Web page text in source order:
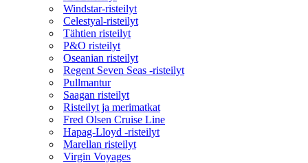
Windstar-risteilyt
Celestyal-risteilyt
Tähtien risteilyt
P&O risteilyt
Oseanian risteilyt
Regent Seven Seas -risteilyt
Pullmantur
Saagan risteilyt
Risteilyt ja merimatkat
Fred Olsen Cruise Line
Hapag-Lloyd -risteilyt
Marellan risteilyt
Virgin Voyages